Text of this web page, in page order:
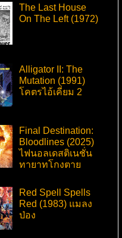
The Last House
On The Left (1972)
Alligator II: The
Mutation (1991)
โคตรไอ้เคี่ยม 2
Final Destination:
Bloodlines (2025)
ไฟนอลเดสติเนชั่น
ทายาทโกงตาย
Red Spell Spells
Red (1983) แมลง
ป่อง